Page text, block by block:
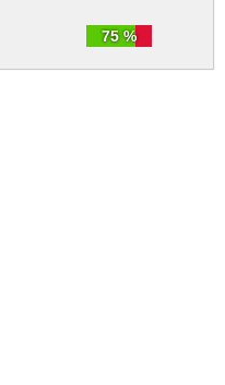
75 %